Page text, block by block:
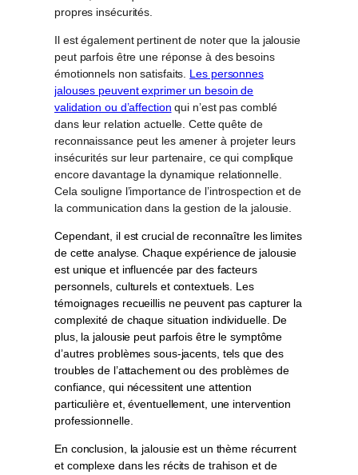
propres insécurités.
Il est également pertinent de noter que la jalousie
peut parfois être une réponse à des besoins
émotionnels non satisfaits. Les personnes
jalouses peuvent exprimer un besoin de
validation ou d’affection qui n’est pas comblé
dans leur relation actuelle. Cette quête de
reconnaissance peut les amener à projeter leurs
insécurités sur leur partenaire, ce qui complique
encore davantage la dynamique relationnelle.
Cela souligne l’importance de l’introspection et de
la communication dans la gestion de la jalousie.
Cependant, il est crucial de reconnaître les limites
de cette analyse. Chaque expérience de jalousie
est unique et influencée par des facteurs
personnels, culturels et contextuels. Les
témoignages recueillis ne peuvent pas capturer la
complexité de chaque situation individuelle. De
plus, la jalousie peut parfois être le symptôme
d’autres problèmes sous-jacents, tels que des
troubles de l’attachement ou des problèmes de
confiance, qui nécessitent une attention
particulière et, éventuellement, une intervention
professionnelle.
En conclusion, la jalousie est un thème récurrent
et complexe dans les récits de trahison et de